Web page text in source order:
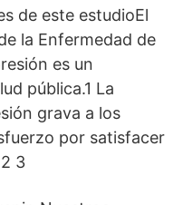
de este estudioEl
la Enfermedad de
es un
pública.1 La
grava a los
por satisfacer
3